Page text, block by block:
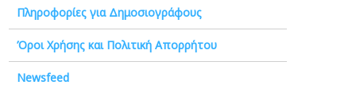
Πληροφορίες για Δημοσιογράφους
Όροι Χρήσης και Πολιτική Απορρήτου
Newsfeed